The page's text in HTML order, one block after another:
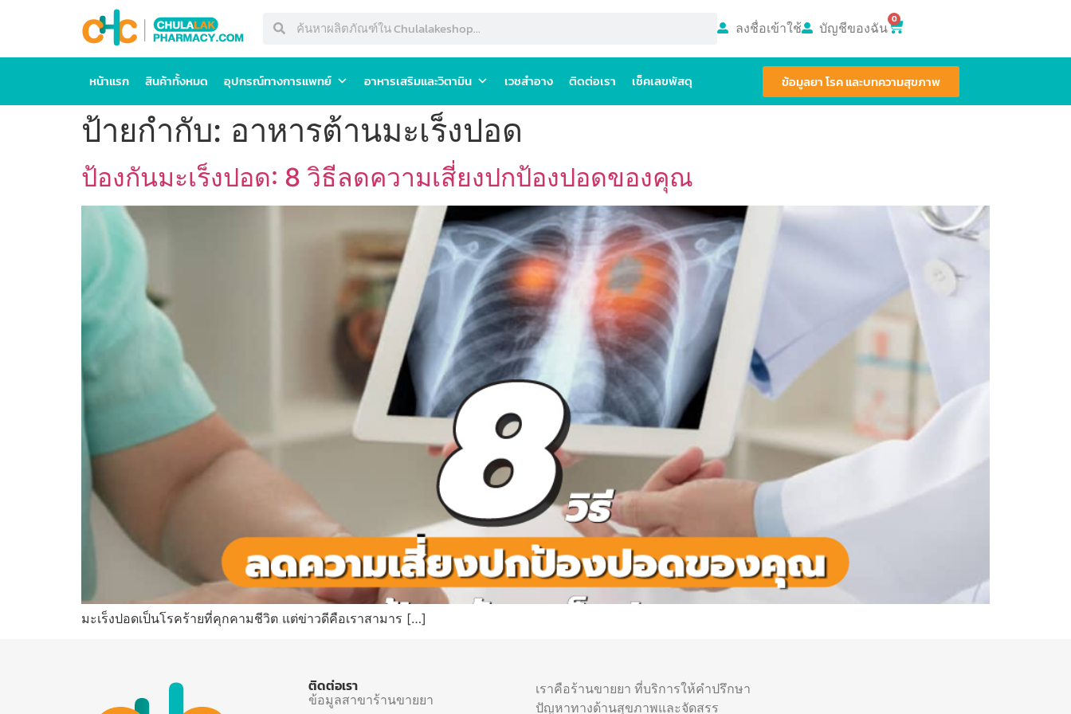
ลงชื่อเข้าใช้ บัญชีของฉัน 0
หน้าแรก สินค้าทั้งหมด อุปกรณ์ทางการแพทย์ อาหารเสริมและวิตามิน เวชสำอาง ติดต่อเรา เช็คเลขพัสดุ ข้อมูลยา โรค และบทความสุขภาพ
ป้ายกำกับ: อาหารต้านมะเร็งปอด
ป้องกันมะเร็งปอด: 8 วิธีลดความเสี่ยงปกป้องปอดของคุณ
มะเร็งปอดเป็นโรคร้ายที่คุกคามชีวิต แต่ข่าวดีคือเราสามาร […]
ติดต่อเรา
ข้อมูลสาขาร้านขายยา
เราคือร้านขายยา ที่บริการให้คำปรึกษา
ปัญหาทางด้านสุขภาพและจัดสรร